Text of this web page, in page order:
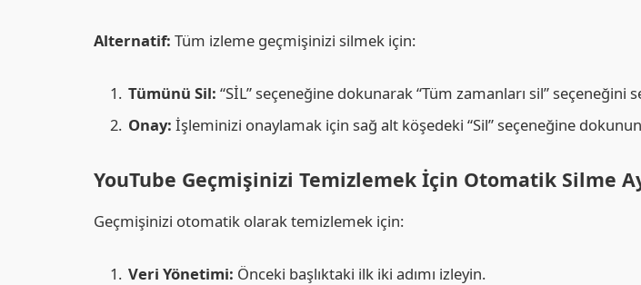
Alternatif: Tüm izleme geçmişinizi silmek için:
Tümünü Sil: “SİL” seçeneğine dokunarak “Tüm zamanları sil” seçeneğini
Onay: İşleminizi onaylamak için sağ alt köşedeki “Sil” seçeneğine
YouTube Geçmişinizi Temizlemek İçin Otomatik Silme
Geçmişinizi otomatik olarak temizlemek için:
Veri Yönetimi: Önceki başlıktaki ilk iki adımı izleyin.